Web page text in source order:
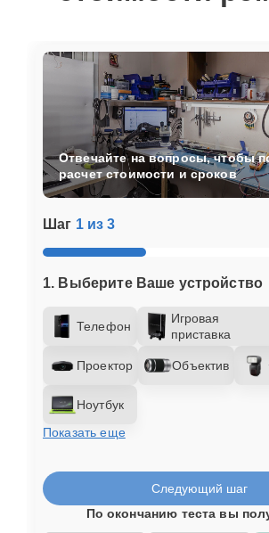
Шаг 1 из 3
1. Выберите Ваше устройство
Телефон
Игровая
приставка
Проектор Объектив
Ноутбук
Показать еще
Отвечайте на вопросы, чтобы
расчет стоимости и сроков
Следующий шаг
По окончанию теста вы